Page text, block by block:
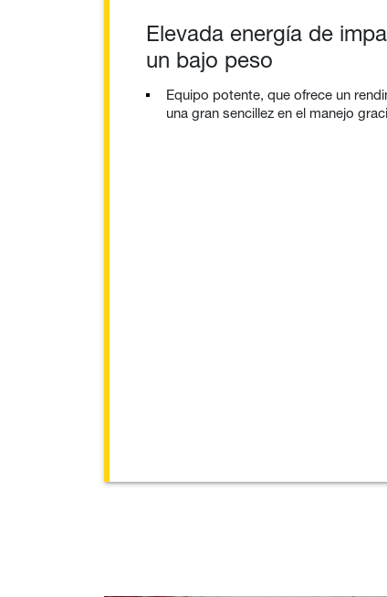
Elevada energía de
un bajo peso
Equipo potente, que ofrece un
una gran sencillez en el manejo